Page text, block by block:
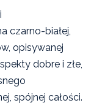
czarno-białej,
opisywanej
dobre i złe,
spójnej całości.